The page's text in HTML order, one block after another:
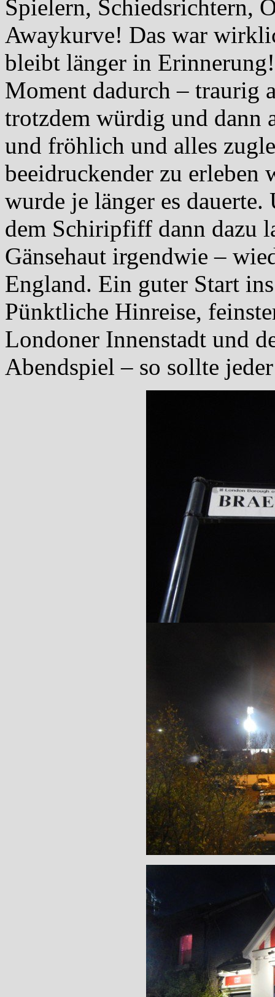
Spielern, Schiedsrichtern,
Awaykurve! Das war
bleibt länger in
Moment dadurch – traurig
trotzdem würdig und dann
und fröhlich und alles
beeidruckender zu erleben
wurde je länger es
dem Schiripfiff dann dazu
Gänsehaut irgendwie –
England. Ein guter Start
Pünktliche Hinreise,
Londoner Innenstadt und
Abendspiel – so sollte